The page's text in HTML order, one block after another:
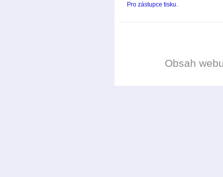
Pro zástupce tisku.
Obsah